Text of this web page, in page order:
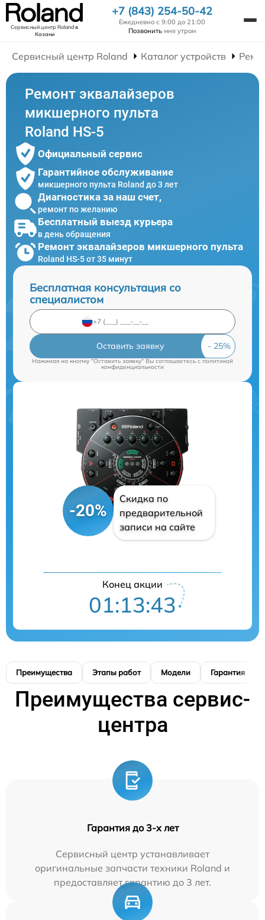
Сервисный центр Rolandв
Казани
+7 (843) 254-50-42
Ежедневно с 9:00 до 21:00
Позвонить мне утром
Сервисный центр Roland Каталог устройств
Ремонт эквалайзеров
микшерного пульта
Roland HS-5
Официальный сервис
Гарантийное обслуживание
микшерного пульта Roland до 3 лет
Диагностика за наш счет,
ремонт по желанию
Бесплатный выезд курьера
в день обращения
Ремонт эквалайзеров микшерного пульта
Roland HS-5 от 35 минут
Бесплатная консультация со
специалистом
Оставить заявку
Нажимая на кнопку "Оставить заявку" Вы соглашаетесь cполитикой
конфиденциальности
-20%
Скидка по
предварительной
записи на сайте
Конец акции
01:13:42
Преимущества Этапы работ Модели Гарантия
Преимущества сервис-
центра
Гарантия до 3-х лет
Сервисный центр устанавливает
оригинальные запчасти техники Roland и
предоставляет гарантию до 3 лет.